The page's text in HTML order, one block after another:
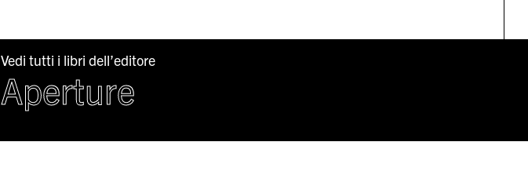
Vedi tutti i libri dell’editore
Aperture